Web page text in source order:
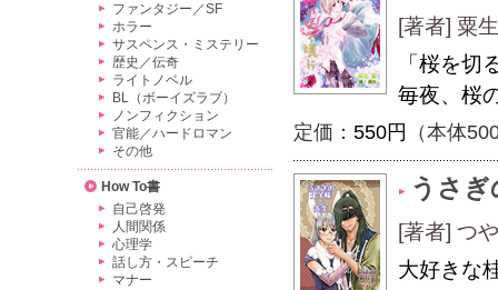
[著者] 粟
「桜を
毎夜、桜
定価： 550円 （本体
うさぎ
[著者] つ
大好きな
ファンタジー／SF
ホラー
サスペンス・ミステリー
歴史／伝奇
ライトノベル
BL（ボーイズラブ）
ノンフィクション
官能／ハードロマン
その他
How To書
自己啓発
人間関係
心理学
話し方・スピーチ
マナー